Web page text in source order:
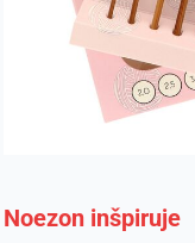
Noezon inšpiruje